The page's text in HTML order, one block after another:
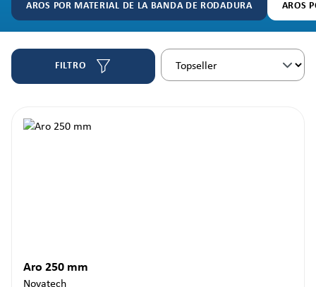
AROS POR MATERIAL DE LA BANDA DE RODADURA AROS
FILTRO
Aro 250 mm
Novatech